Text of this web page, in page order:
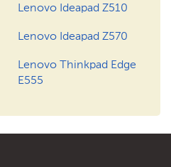
1200 ₽ Заказать
Lenovo Ideapad Z510
Lenovo Ideapad Z570
Lenovo Thinkpad Edge
E555